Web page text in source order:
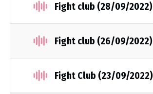
Fight club (28/09/2022)
Fight club (26/09/2022)
Fight Club (23/09/2022)